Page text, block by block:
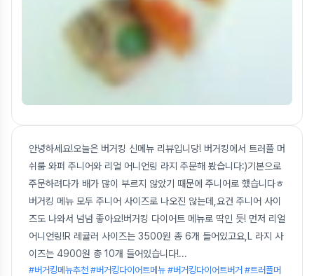
안녕하세요!오늘은 버거킹 신메뉴 리뷰입니당! 버거킹에서 트러플 머
쉬룸 와퍼 주니어와 리얼 어니언링 라지 주문해 봤습니다:)기본으로
주문하려다가 배가 많이 부르지 않았기 때문에 주니어로 했습니다ㅎ
버거킹 메뉴 모두 주니어 사이즈로 나오진 않는데,요건 주니어 사이
즈도 나와서 넘넘 좋아요!버거킹 다이어트 메뉴로 딱인 듯! 먼저 리얼
어니언링!R 레귤러 사이즈는 3500원 총 6개 들어있고요,L 라지 사
이즈는 4900원 총 10개 들어있습니다!...
#버거킹메뉴추천 #버거킹다이어트메뉴 #버거킹다이어트버거 #트러플머